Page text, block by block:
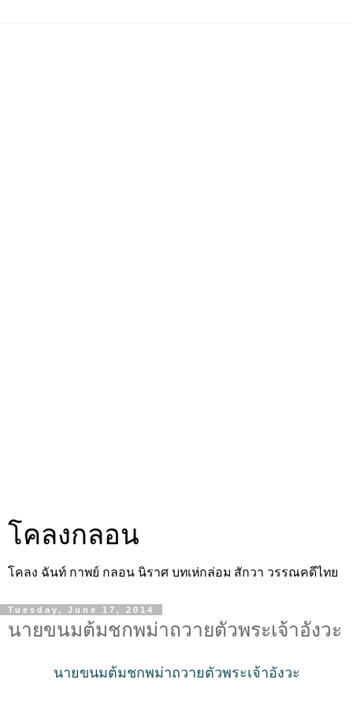
โคลงกลอน
โคลง ฉันท์ กาพย์ กลอน นิราศ บทเห่กล่อม สักวา วรรณคดีไทย
Tuesday, June 17, 2014
นายขนมต้มชกพม่าถวายตัวพระเจ้าอังวะ
นายขนมต้มชกพม่าถวายตัวพระเจ้าอังวะ